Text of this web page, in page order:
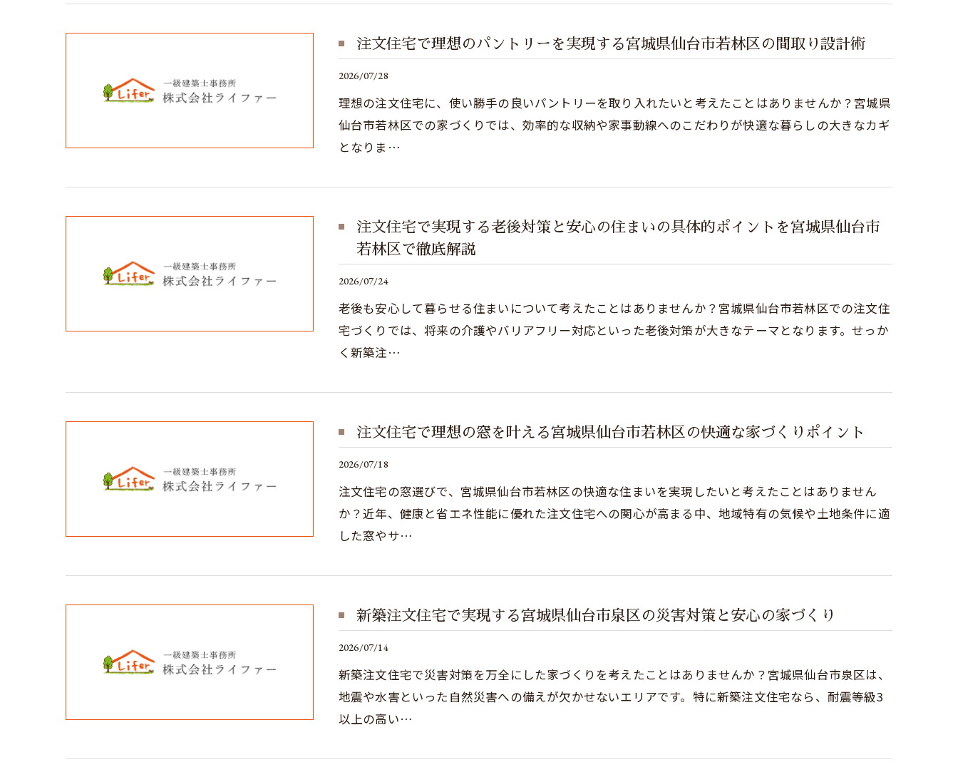
注文住宅で理想のパントリーを実現する宮城県仙台市若林区の間取り設計術
2026/07/28
理想の注文住宅に、使い勝手の良いパントリーを取り入れたいと考えたことはありませんか？宮城県
仙台市若林区での家づくりでは、効率的な収納や家事動線へのこだわりが快適な暮らしの大きなカギ
となりま…
注文住宅で実現する老後対策と安心の住まいの具体的ポイントを宮城県仙台市
若林区で徹底解説
2026/07/24
老後も安心して暮らせる住まいについて考えたことはありませんか？宮城県仙台市若林区での注文住
宅づくりでは、将来の介護やバリアフリー対応といった老後対策が大きなテーマとなります。せっか
く新築注…
注文住宅で理想の窓を叶える宮城県仙台市若林区の快適な家づくりポイント
2026/07/18
注文住宅の窓選びで、宮城県仙台市若林区の快適な住まいを実現したいと考えたことはありません
か？近年、健康と省エネ性能に優れた注文住宅への関心が高まる中、地域特有の気候や土地条件に適
した窓やサ…
新築注文住宅で実現する宮城県仙台市泉区の災害対策と安心の家づくり
2026/07/14
新築注文住宅で災害対策を万全にした家づくりを考えたことはありませんか？宮城県仙台市泉区は、
地震や水害といった自然災害への備えが欠かせないエリアです。特に新築注文住宅なら、耐震等級3
以上の高い…